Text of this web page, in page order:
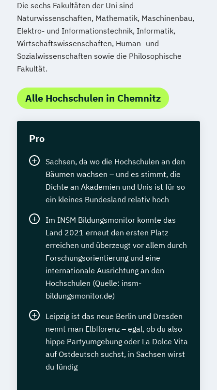
Die sechs Fakultäten der Uni sind
Naturwissenschaften, Mathematik, Maschinenbau,
Elektro- und Informationstechnik, Informatik,
Wirtschaftswissenschaften, Human- und
Sozialwissenschaften sowie die Philosophische
Fakultät.
Alle Hochschulen in Chemnitz
Pro
Sachsen, da wo die Hochschulen an den
Bäumen wachsen – und es stimmt, die
Dichte an Akademien und Unis ist für so
ein kleines Bundesland relativ hoch
Im INSM Bildungsmonitor konnte das
Land 2021 erneut den ersten Platz
erreichen und überzeugt vor allem durch
Forschungsorientierung und eine
internationale Ausrichtung an den
Hochschulen (Quelle: insm-
bildungsmonitor.de)
Leipzig ist das neue Berlin und Dresden
nennt man Elbflorenz – egal, ob du also
hippe Partyumgebung oder La Dolce Vita
auf Ostdeutsch suchst, in Sachsen wirst
du fündig